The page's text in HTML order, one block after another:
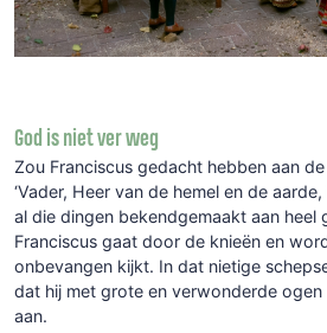
God is niet ver weg
Zou Franciscus gedacht hebben aan
‘Vader, Heer van de hemel en de
al die dingen bekendgemaakt aan heel
Franciscus gaat door de knieën en
onbevangen kijkt. In dat nietige
dat hij met grote en verwonderde
aan.